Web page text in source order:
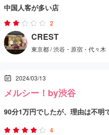
とてもおすすめですよ。
ぜひ、一度訪れてみてくださいね！
中国人客が多い店
2
CREST
東京都 / 渋谷・原宿・代々木
2024/03/13
メルシー！by渋谷
90分1万円でしたが、理由は不明
できました。とてもコスパの良い
4